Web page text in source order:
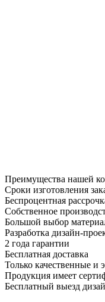
Преимущества нашей
Сроки изготовления
Беспроцентная
Собственное
Большой выбор
Разработка дизайн-
2 года гарантии
Бесплатная доставка
Только качественные и
Продукция имеет
Бесплатный выезд